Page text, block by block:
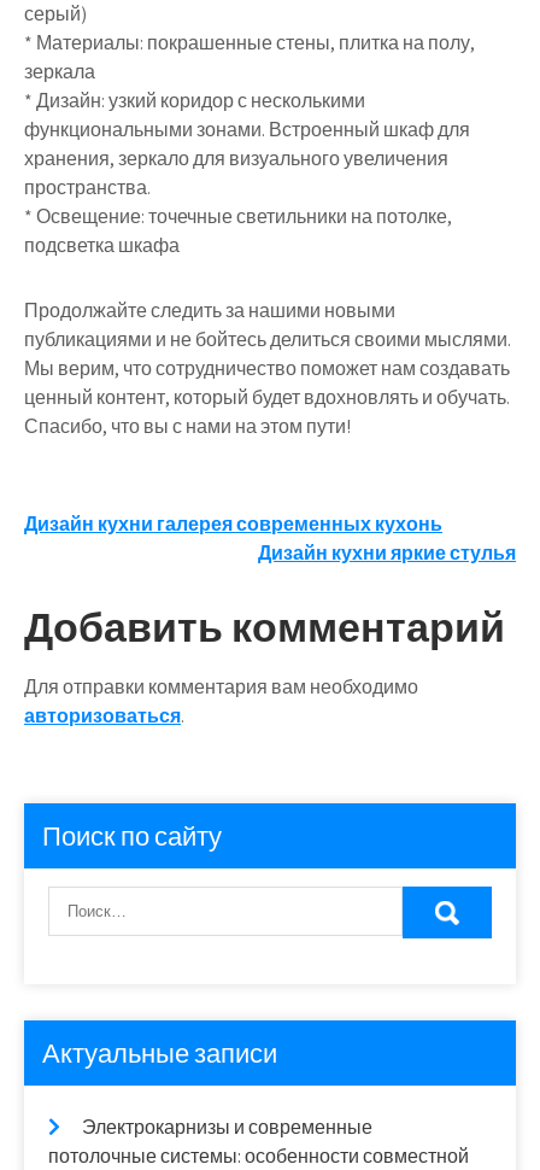
серый)
* Материалы: покрашенные стены, плитка на полу,
зеркала
* Дизайн: узкий коридор с несколькими
функциональными зонами. Встроенный шкаф для
хранения, зеркало для визуального увеличения
пространства.
* Освещение: точечные светильники на потолке,
подсветка шкафа
Продолжайте следить за нашими новыми
публикациями и не бойтесь делиться своими мыслями.
Мы верим, что сотрудничество поможет нам создавать
ценный контент, который будет вдохновлять и обучать.
Спасибо, что вы с нами на этом пути!
Навигация
записям
Дизайн кухни галерея современных кухонь
Дизайн кухни яркие стулья
Добавить комментарий
Для отправки комментария вам необходимо
авторизоваться.
Поиск по сайту
Актуальные записи
Электрокарнизы и современные
потолочные системы: особенности совместной